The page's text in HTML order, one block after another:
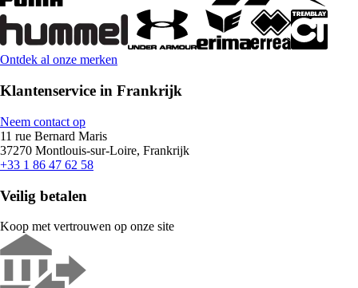
Ontdek al onze merken
Klantenservice in Frankrijk
Neem contact op
11 rue Bernard Maris
37270 Montlouis-sur-Loire, Frankrijk
+33 1 86 47 62 58
Veilig betalen
Koop met vertrouwen op onze site